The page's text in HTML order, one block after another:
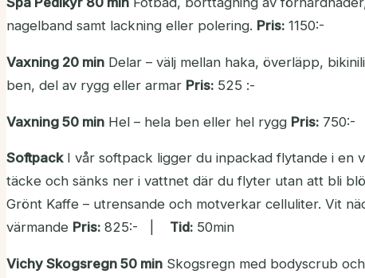
nagelband samt lackning eller polering. Pris: 1150:-
Vaxning 20 min Delar – välj mellan haka, överläpp,
ben, del av rygg eller armar Pris: 525 :-
Vaxning 50 min Hel – hela ben eller hel rygg Pris: 750:-
SoftpackI vår softpack ligger du inpackad flytande i en
täcke och sänks ner i vattnet där du flyter utan att bli
Grönt Kaffe – utrensande och motverkar celluliter. Vit
värmande Pris: 825:- | Tid: 50min
Vichy Skogsregn 50 min Skogsregn med bodyscrub